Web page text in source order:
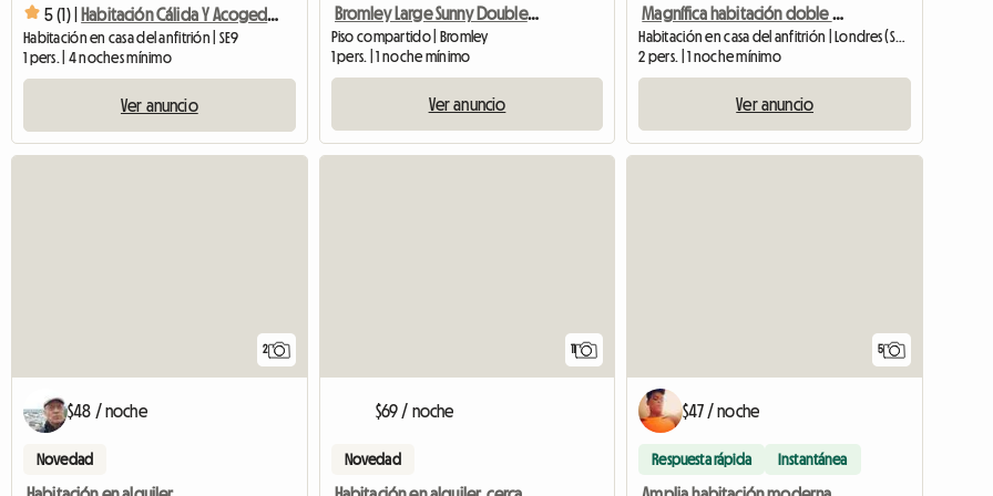
5 (1) | Habitación Cálida Y Acogedora. 20 Minutos Del Centro De Londres
Habitación en casa del anfitrión | SE9
1 pers. | 4 noches mínimo
Ver anuncio
Bromley Large Sunny Double Room,
Piso compartido | Bromley
1 pers. | 1 noche mínimo
Ver anuncio
Magnífica habitación doble en alquiler
Habitación en casa del anfitrión | Londres (SE10 9EQ)
2 pers. | 1 noche mínimo
Ver anuncio
2
$48 / noche
Novedad
11
$69 / noche
Novedad
5
$47 / noche
Respuesta rápida Instantánea